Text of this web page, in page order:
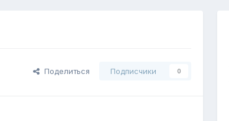
Поделиться Подписчики 0